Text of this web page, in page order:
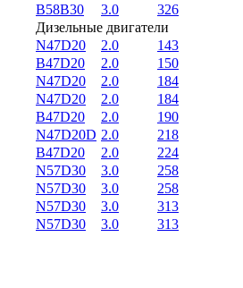
B58B30
3.0 326
Дизельные двигатели
N47D20
2.0 143
B47D20
2.0 150
N47D20
2.0 184
N47D20
2.0 184
B47D20
2.0 190
N47D20D 2.0 218
B47D20
2.0 224
N57D30
3.0 258
N57D30
3.0 258
N57D30
3.0 313
N57D30
3.0 313